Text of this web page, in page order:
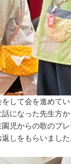
して会を進めて
になった先生方
児からの歌のプ
しをもらいました